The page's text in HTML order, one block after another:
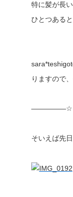
特に髪が長
ひとつある
りますので
—————☆
そいえば先